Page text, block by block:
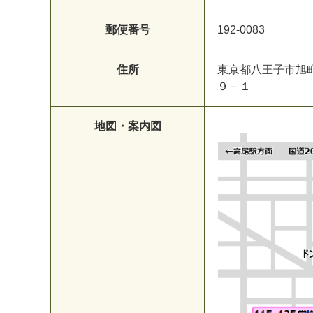
郵便番号 192-0083
住所
東京都八王子市旭
９－１
地図・案内図